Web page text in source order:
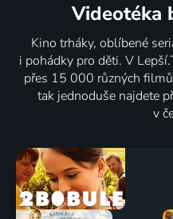
Videotéka
Kino trháky, oblíbené
i pohádky pro děti. V
přes 15 000 různých
tak jednoduše najdete
v